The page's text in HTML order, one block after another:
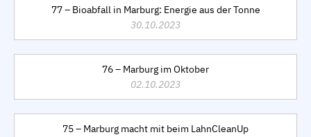
77 – Bioabfall in Marburg: Energie aus der Tonne
30.10.2023
76 – Marburg im Oktober
02.10.2023
75 – Marburg macht mit beim LahnCleanUp